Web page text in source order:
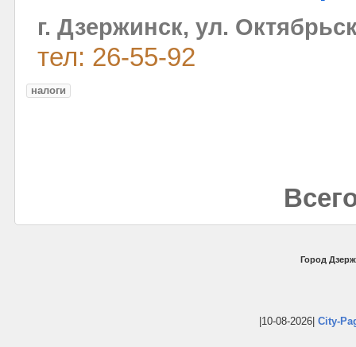
г. Дзержинск, ул.
тел: 26-55-92
налоги
Город
|10-08-2026| City-